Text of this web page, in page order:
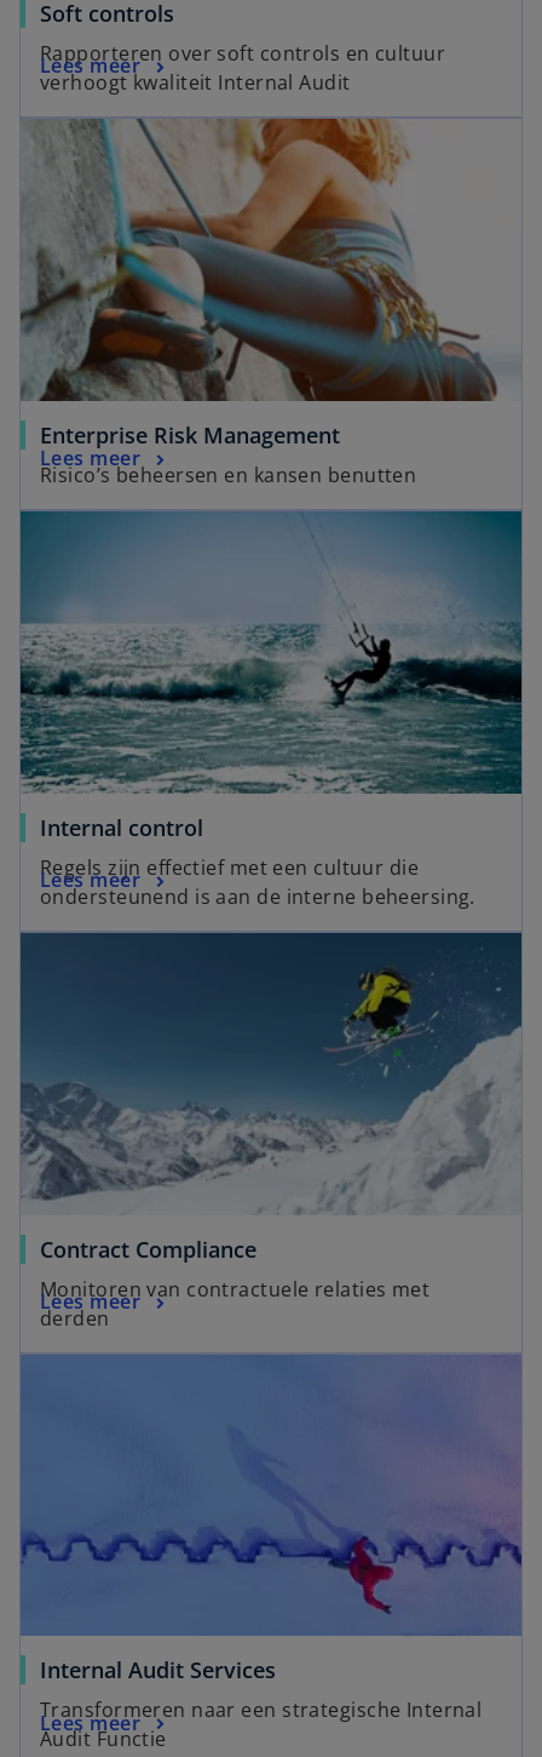
Soft controls
Rapporteren over soft controls en cultuur
verhoogt kwaliteit Internal Audit
Lees meer
Enterprise Risk Management
Risico’s beheersen en kansen benutten
Lees meer
Internal control
Regels zijn effectief met een cultuur die
ondersteunend is aan de interne beheersing.
Lees meer
Contract Compliance
Monitoren van contractuele relaties met
derden
Lees meer
Internal Audit Services
Transformeren naar een strategische Internal
Audit Functie
Lees meer